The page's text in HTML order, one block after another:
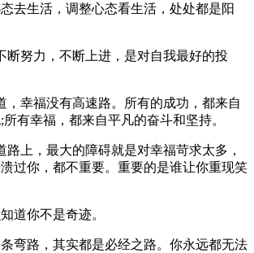
去生活，调整心态看生活，处处都是阳
断努力，不断上进，是对自我最好的投
，幸福没有高速路。所有的成功，都来自
有幸福，都来自平凡的奋斗和坚持。
路上，最大的障碍就是对幸福苛求太多，
过你，都不重要。重要的是谁让你重现笑
道你不是奇迹。
弯路，其实都是必经之路。你永远都无法